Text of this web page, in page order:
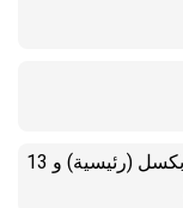
كاميرا مزدوجة: 48 ميجا بكسل (رئيسية) و 13